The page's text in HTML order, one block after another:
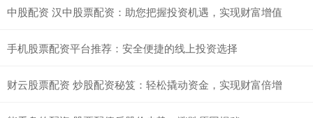
中股配资 汉中股票配资：助您把握投资机遇，实现财富增值
手机股票配资平台推荐：安全便捷的线上投资选择
财云股票配资 炒股配资秘笈：轻松撬动资金，实现财富倍增